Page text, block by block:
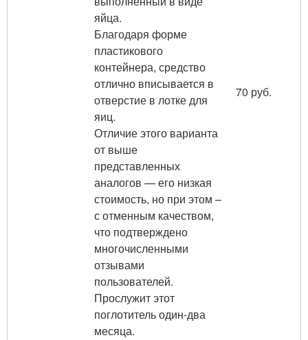
яйца.
Благодаря форме
пластикового
контейнера, средство
отлично вписывается в
отверстие в лотке для
яиц.
Отличие этого варианта
от выше
представленных
аналогов — его низкая
стоимость, но при этом –
с отменным качеством,
что подтверждено
многочисленными
отзывами
пользователей.
Прослужит этот
поглотитель один-два
месяца.
70 руб.